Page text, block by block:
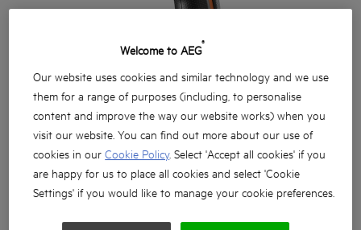
Welcome to AEG®
Our website uses cookies and similar technology and we use
them for a range of purposes (including, to personalise
content and improve the way our website works) when you
visit our website. You can find out more about our use of
cookies in ourCookie Policy. Select 'Accept all cookies' if you
are happy for us to place all cookies and select 'Cookie
Settings' if you would like to manage your cookie preferences.